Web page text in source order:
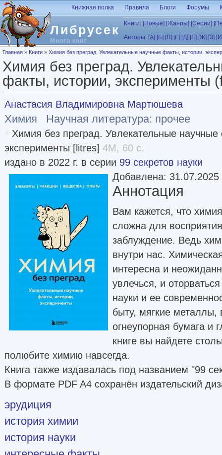
Перейти к основному содержанию
Либрусек
Много книг
Книжная полка Правила Блоги Форумы
Книги: [Новые] [Жанры] [Серии]
Авторы: [А] [Б] [В] [Г] [Д] [Е] [Ж] [З]
Вы здесь
Главная » Книги » Химия без преград. Увлекательные научные факты, истории,
Химия без преград.
факты, истории, эксперименты
Анастасия Владимировна Мартюшева
Химия Научная литература: прочее
Химия без преград. Увлекательные
эксперименты [litres] 4M, 60 с.
издано в 2022 г. в серии 99 секретов науки
Добавлена: 31.07.2025
Аннотация
Вам кажется, что
сложна для
заблуждение. Ведь
внутри нас.
интересна и
увлечься, и
науки и ее
быту, мягкие металлы,
огнеупорная бумага и
книге вы найдете
полюбите химию навсегда.
Книга также издавалась под названием "99
В формате PDF A4 сохранён издательский
эрудиция
история химии
история науки